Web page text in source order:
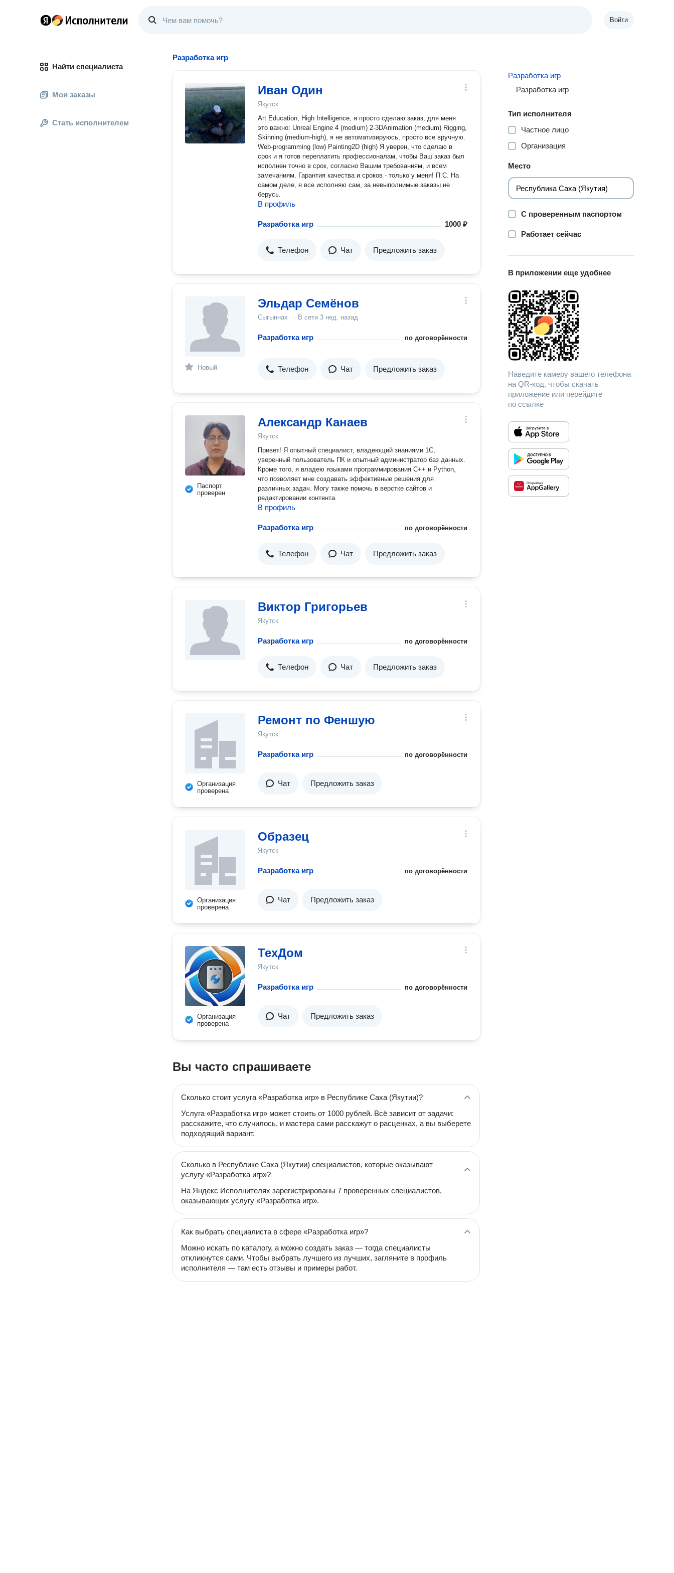
Войти
Найти специалиста
Мои заказы
Стать исполнителем
Разработка игр
Иван Один
Якутск
Art Education, High Intelligence, я просто сделаю заказ, для меня
это важно: Unreal Engine 4 (medium) 2-3DAnimation (medium) Rigging,
Skinning (medium-high), я не автоматизируюсь, просто все вручную.
Web-programming (low) Painting2D (high) Я уверен, что сделаю в
срок и я готов переплатить профессионалам, чтобы Ваш заказ был
исполнен точно в срок, согласно Вашим требованиям, и всем
замечаниям. Гарантия качества и сроков - только у меня! П.С. На
самом деле, я все исполняю сам, за невыполнимые заказы не
берусь.
В профиль
Разработка игр 1000 ₽
Телефон Чат Предложить заказ
Новый
Эльдар Семёнов
Сыгыннах · В сети 3 нед. назад
Разработка игр по договорённости
Телефон Чат Предложить заказ
Паспорт
проверен
Александр Канаев
Якутск
Привет! Я опытный специалист, владеющий знаниями 1С,
уверенный пользователь ПК и опытный администратор баз данных.
Кроме того, я владею языками программирования C++ и Python,
что позволяет мне создавать эффективные решения для
различных задач. Могу также помочь в верстке сайтов и
редактировании контента.
В профиль
Разработка игр по договорённости
Телефон Чат Предложить заказ
Виктор Григорьев
Якутск
Разработка игр по договорённости
Телефон Чат Предложить заказ
Организация
проверена
Ремонт по Феншую
Якутск
Разработка игр по договорённости
Чат Предложить заказ
Организация
проверена
Образец
Якутск
Разработка игр по договорённости
Чат Предложить заказ
Организация
проверена
ТехДом
Якутск
Разработка игр по договорённости
Чат Предложить заказ
Вы часто спрашиваете
Сколько стоит услуга «Разработка игр» в Республике Саха (Якутии)?
Услуга «Разработка игр» может стоить от 1000 рублей. Всё зависит от задачи:
расскажите, что случилось, и мастера сами расскажут о расценках, а вы выберете
подходящий вариант.
Сколько в Республике Саха (Якутии) специалистов, которые оказывают
услугу «Разработка игр»?
На Яндекс Исполнителях зарегистрированы 7 проверенных специалистов,
оказывающих услугу «Разработка игр».
Как выбрать специалиста в сфере «Разработка игр»?
Можно искать по каталогу, а можно создать заказ — тогда специалисты
откликнутся сами. Чтобы выбрать лучшего из лучших, загляните в профиль
исполнителя — там есть отзывы и примеры работ.
Разработка игр
Разработка игр
Тип исполнителя
Частное лицо
Организация
Место
С проверенным паспортом
Работает сейчас
В приложении еще удобнее
Наведите камеру вашего телефона
на QR-код, чтобы скачать
приложение или перейдите
по ссылке